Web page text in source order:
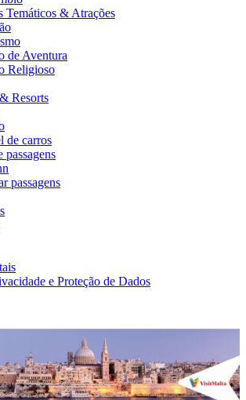
Temáticos & Atrações
de Aventura
Religioso
Resorts
de carros
passagens
passagens
e Proteção de Dados